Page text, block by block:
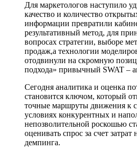
Для маркетологов наступило
качество и количество
информации превратили
результативный метод, для
вопросах стратегии, выборе
продаж,а технологии
отодвинули на скромную
подхода» привычный SWAT –
Сегодня аналитика и оценка
становится ключом, который
точные маршруты движения к
условиях конкурентных и
непозволительной роскошью
оценивать спрос за счет
демпинга.